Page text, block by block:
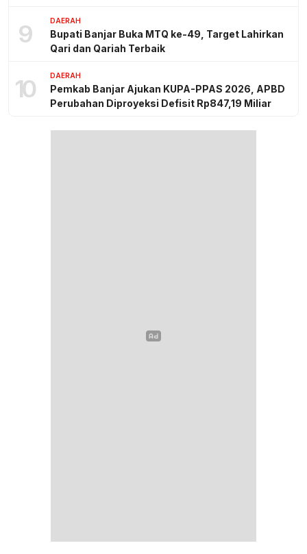
9 DAERAH
Bupati Banjar Buka MTQ ke-49, Target Lahirkan
Qari dan Qariah Terbaik
10 DAERAH
Pemkab Banjar Ajukan KUPA-PPAS 2026, APBD
Perubahan Diproyeksi Defisit Rp847,19 Miliar